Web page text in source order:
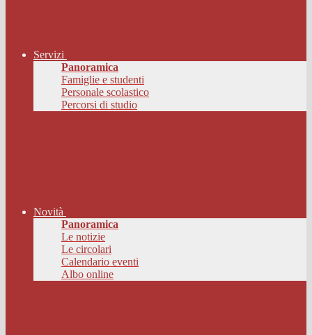
Servizi
Panoramica
Famiglie e studenti
Personale scolastico
Percorsi di studio
Novità
Panoramica
Le notizie
Le circolari
Calendario eventi
Albo online